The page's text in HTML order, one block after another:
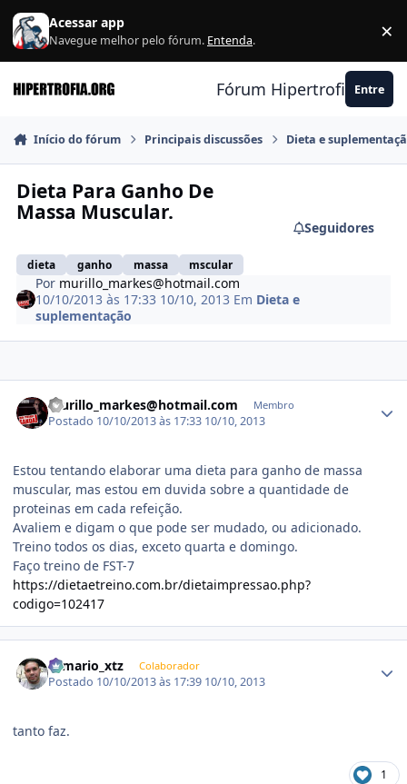
Ir para conteúdo
Acessar app
Navegue melhor pelo fórum. Entenda. ×
Fórum Hipertrofia.org
Entre
Início do fórum Principais discussões Dieta e
Dieta Para Ganho De
Massa Muscular.
dieta ganho massa mscular
Seguidores
Por murillo_markes@hotmail.com
10/10/2013 às 17:33 10/10, 2013 Em Dieta e
suplementação
murillo_markes@hotmail.com Membro
Postado 10/10/2013 às 17:33 10/10, 2013
Estou tentando elaborar uma dieta para ganho de massa
muscular, mas estou em duvida sobre a quantidade de
proteinas em cada refeição.
Avaliem e digam o que pode ser mudado, ou adicionado.
Treino todos os dias, exceto quarta e domingo.
Faço treino de FST-7
https://dietaetreino.com.br/dietaimpressao.php?
codigo=102417
romario_xtz Colaborador
Postado 10/10/2013 às 17:39 10/10, 2013
tanto faz.
1